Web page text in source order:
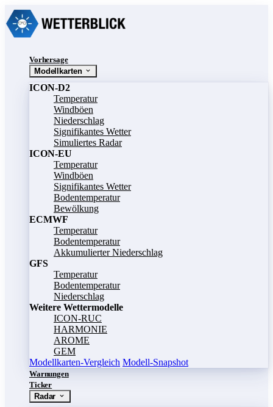
Vorhersage
Modellkarten
ICON-D2
Temperatur
Windböen
Niederschlag
Signifikantes Wetter
Simuliertes Radar
ICON-EU
Temperatur
Windböen
Signifikantes Wetter
Bodentemperatur
Bewölkung
ECMWF
Temperatur
Bodentemperatur
Akkumulierter Niederschlag
GFS
Temperatur
Bodentemperatur
Niederschlag
Weitere Wettermodelle
ICON-RUC
HARMONIE
AROME
GEM
Modellkarten-Vergleich Modell-Snapshot
Warnungen
Ticker
Radar